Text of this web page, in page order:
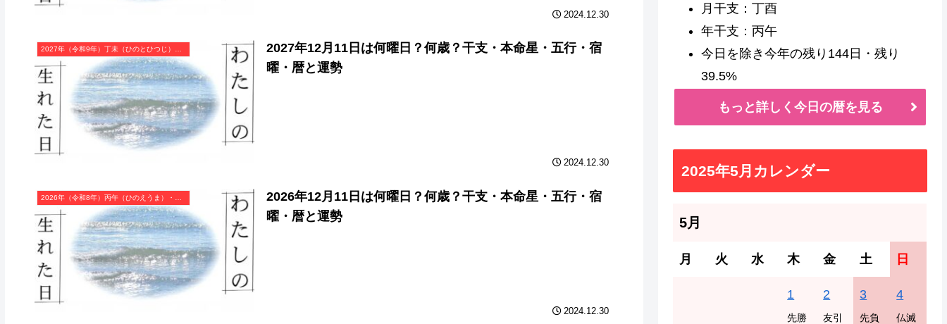
2024.12.30
2027年（令和9年）丁未（ひのとひつじ）・未年（ひつじ年）カレンダー（月曜はじまり）
2027年12月11日は何曜日？何歳？干支・本命星・五行・宿
曜・暦と運勢
2024.12.30
2026年12月11日は何曜日？何歳？干支・本命星・五行・宿
曜・暦と運勢
2024.12.30
月干支：丁酉
年干支：丙午
今日を除き今年の残り144日・残り
39.5%
もっと詳しく今日の暦を見る
2025年5月カレンダー
5月
月 火 水 木 金 土 日
1
先勝
2
友引
3
先負
4
仏滅